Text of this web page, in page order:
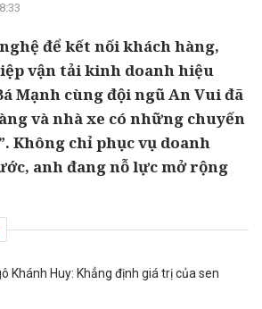
để kết nối khách hàng,
vận tải kinh doanh hiệu
Mạnh cùng đội ngũ An Vui đã
và nhà xe có những chuyến
Không chỉ phục vụ doanh
anh đang nỗ lực mở rộng
Khánh Huy: Khẳng định giá trị của sen